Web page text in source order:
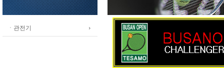
ㆍ관전기